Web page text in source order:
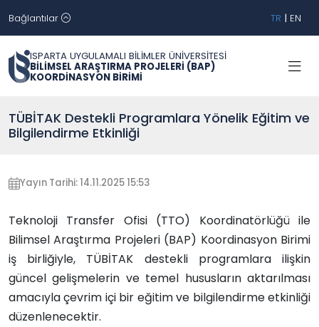
Bağlantılar TR | EN
ISPARTA UYGULAMALI BİLİMLER ÜNİVERSİTESİ
BİLİMSEL ARAŞTIRMA PROJELERİ (BAP)
KOORDİNASYON BİRİMİ
TÜBİTAK Destekli Programlara Yönelik Eğitim ve
Bilgilendirme Etkinliği
Yayın Tarihi: 14.11.2025 15:53
Teknoloji Transfer Ofisi (TTO) Koordinatörlüğü ile
Bilimsel Araştırma Projeleri (BAP) Koordinasyon Birimi
iş birliğiyle, TÜBİTAK destekli programlara ilişkin
güncel gelişmelerin ve temel hususların aktarılması
amacıyla çevrim içi bir eğitim ve bilgilendirme etkinliği
düzenlenecektir.